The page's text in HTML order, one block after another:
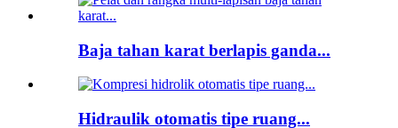
Baja tahan karat berlapis ganda...
Hidraulik otomatis tipe ruang...